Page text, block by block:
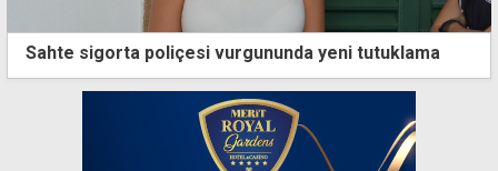
Sahte sigorta poliçesi vurgununda yeni tutuklama